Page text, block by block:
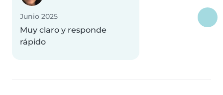
Junio 2025
Muy claro y responde
rápido